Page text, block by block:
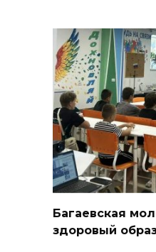
Багаевская
здоровый